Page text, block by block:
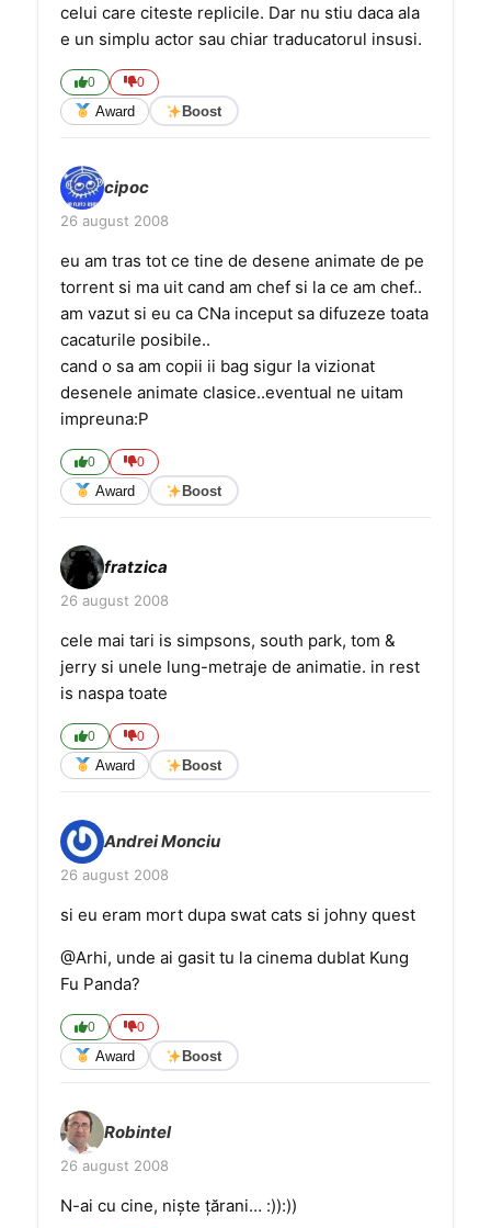
celui care citeste replicile. Dar nu stiu daca ala
e un simplu actor sau chiar traducatorul insusi.
0 0
Award Boost
cipoc
26 august 2008
eu am tras tot ce tine de desene animate de pe
torrent si ma uit cand am chef si la ce am chef..
am vazut si eu ca CNa inceput sa difuzeze toata
cacaturile posibile..
cand o sa am copii ii bag sigur la vizionat
desenele animate clasice..eventual ne uitam
impreuna:P
0 0
Award Boost
fratzica
26 august 2008
cele mai tari is simpsons, south park, tom &
jerry si unele lung-metraje de animatie. in rest
is naspa toate
0 0
Award Boost
Andrei Monciu
26 august 2008
si eu eram mort dupa swat cats si johny quest
@Arhi, unde ai gasit tu la cinema dublat Kung
Fu Panda?
0 0
Award Boost
Robintel
26 august 2008
N-ai cu cine, nişte ţărani… :)):))